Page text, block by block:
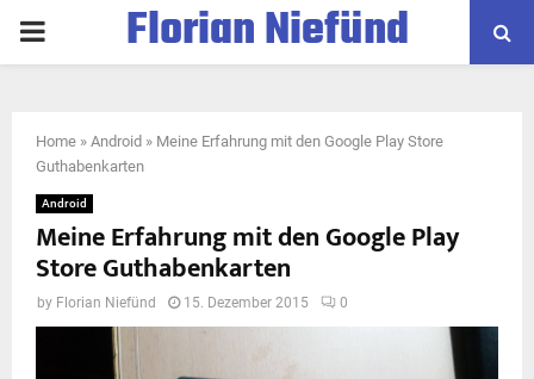
PRIMARYFlorian Niefünd
Home » Android » Meine Erfahrung mit den Google Play Store
Guthabenkarten
Android
Meine Erfahrung mit den Google Play
Store Guthabenkarten
by Florian Niefünd 15. Dezember 2015 0